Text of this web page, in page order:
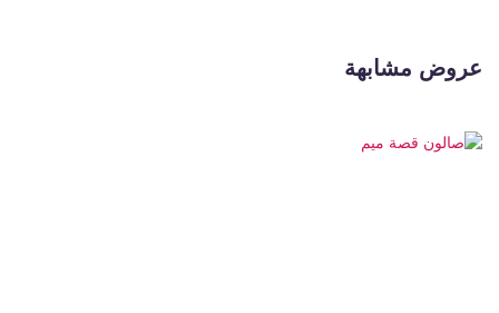
عروض مشابهة